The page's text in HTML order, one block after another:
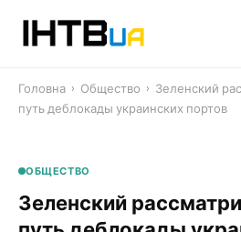
Головна › Общество › Зеленский
путь деблокады украинских портов
ОБЩЕСТВО
Зеленский